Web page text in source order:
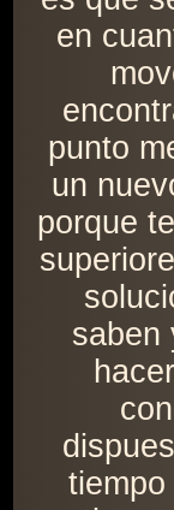
en
punto
un
porque
saben
tiempo